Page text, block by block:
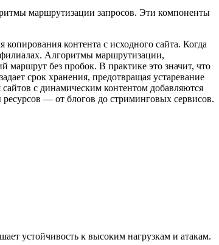
маршрутизации запросов. Эти компоненты
контента с исходного сайта. Когда
филиалах. Алгоритмы маршрутизации,
без пробок. В практике это значит, что
срок хранения, предотвращая устаревание
с динамическим контентом добавляются
— от блогов до стриминговых сервисов.
устойчивость к высоким нагрузкам и атакам.